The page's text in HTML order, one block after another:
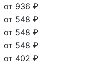
от 936 ₽
от 548 ₽
от 548 ₽
от 548 ₽
от 402 ₽